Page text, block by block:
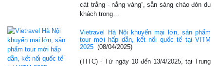
cát trắng - nắng vàng”, sẵn sàng chào đón du
khách trong…
Vietravel Hà Nội khuyến mại lớn, sản phẩm
tour mới hấp dẫn, kết nối quốc tế tại VITM
2025 (08/04/2025)
(TITC) - Từ ngày 10 đến 13/4/2025, tại Trung